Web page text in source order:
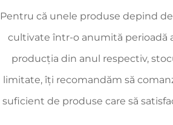
Pentru că unele produse depind
cultivate într-o anumită perioadă
producția din anul respectiv,
limitate, îți recomandăm să
suficient de produse care să